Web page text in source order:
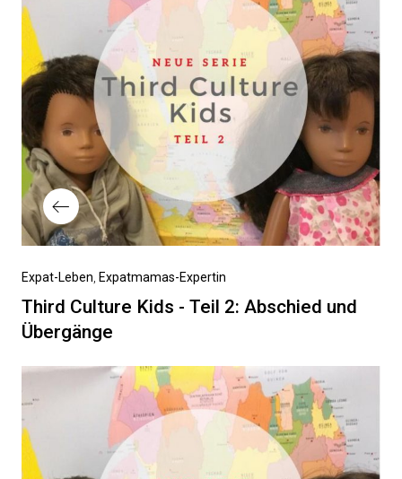
Vorheriger
Beitrag
Expat-Leben Expatmamas-Expertin
Third Culture Kids - Teil 2: Abschied und
Übergänge